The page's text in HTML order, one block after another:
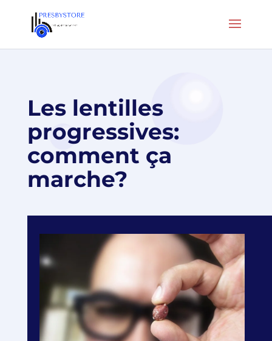
Les lentilles
progressives:
comment ça
marche?